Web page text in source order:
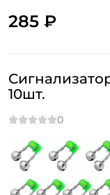
285 ₽
10шт.
Email: *
Придумайте